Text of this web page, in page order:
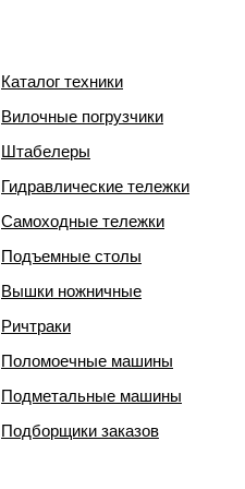
Каталог техники
Вилочные погрузчики
Штабелеры
Гидравлические тележки
Самоходные тележки
Подъемные столы
Вышки ножничные
Ричтраки
Поломоечные машины
Подметальные машины
Подборщики заказов